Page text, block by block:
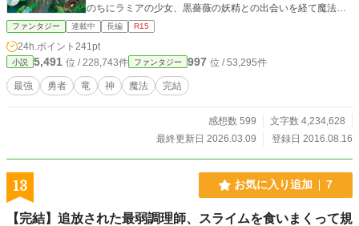
のちにラミアの少女、黒薔薇の妖精との出会いを経て魔法の
力を見いだされて魔法学院へと入学する。 かつて竜であっ
たその人間は、魔法学院で過ごす日々の中、美しく強い学友
達やかつての友である大地母神や吸血鬼の女王、龍の女皇達
との出会いを経て生きる事の喜びと幸福を知ってゆく。 ※お
陰様をもちまして2015年3月に書籍化いたしました。書籍化
該当箇所はダイジェストと差し替えております。 このダイ
スさんとの契約に基づくものです。ご容赦のほど、よろしく
お願い申し上げます。 ※2016年9月より、ハーメルン様でも
ファンタジー 連載中 長編 R15
24h.ポイント 241pt
小説 5,491 位 / 228,743件 ファンタジー 997 位 / 53,295件
最強 勇者 竜 神 魔法 完結
感想数 599
文字数 4,234,628
最終更新日 2026.03.09
登録日 2016.08.16
13 お気に入り追加 7
【完結】追放された最弱調理師、スライムを食いまくって規